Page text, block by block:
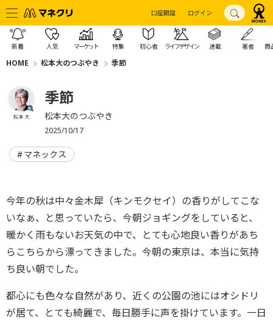
口座開設 ログイン
新着 人気 マーケット 特集 初心者 ライフデザイン 連載 著者 商
HOME 松本大のつぶやき 季節
松本 大
季節
松本大のつぶやき
2025/10/17
マネックス
今年の秋は中々金木犀（キンモクセイ）の香りがしてこな
いなぁ、と思っていたら、今朝ジョギングをしていると、
暖かく雨もないお天気の中で、とても心地良い香りがあち
らこちらから漂ってきました。今朝の東京は、本当に気持
ち良い朝でした。
都心にも色々な自然があり、近くの公園の池にはオシドリ
が居て、とても綺麗で、毎日勝手に声を掛けています。一日